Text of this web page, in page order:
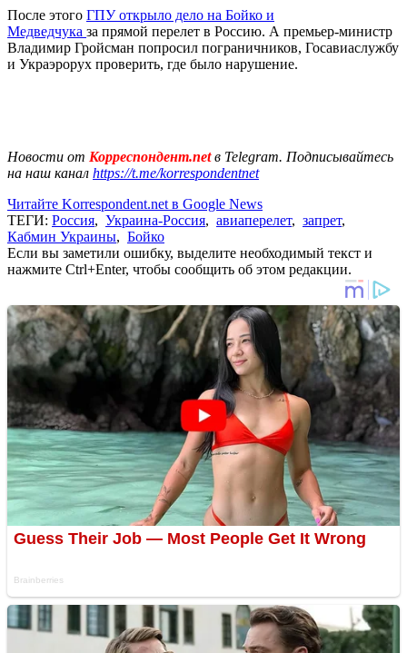
После этого ГПУ открыло дело на Бойко и
Медведчука за прямой перелет в Россию. А премьер-министр
Владимир Гройсман попросил пограничников, Госавиаслужбу
и Украэрорух проверить, где было нарушение.
Новости от Корреспондент.netв Telegram. Подписывайтесь
на наш канал https://t.me/korrespondentnet
Читайте Korrespondent.net в Google News
ТЕГИ: Россия, Украина-Россия, авиаперелет, запрет,
Кабмин Украины, Бойко
Если вы заметили ошибку, выделите необходимый текст и
нажмите Ctrl+Enter, чтобы сообщить об этом редакции.